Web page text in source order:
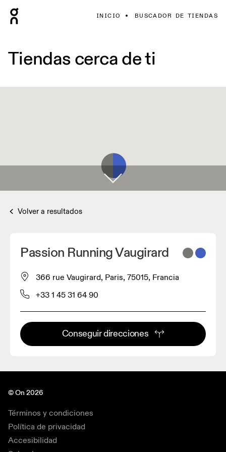
INICIO BUSCADOR DE TIENDAS
Tiendas cerca de ti
Volver a resultados
Passion Running Vaugirard
366 rue Vaugirard, Paris, 75015, Francia
+33 1 45 31 64 90
Conseguir direcciones
© On 2026
Términos y condiciones
Política de privacidad
Accesibilidad